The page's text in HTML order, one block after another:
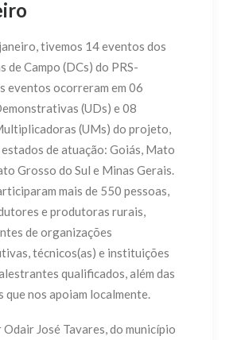
tivemos 14 eventos dos
de Campo (DCs) do PRS-
eventos ocorreram em 06
(UDs) e 08
(UMs) do projeto,
de atuação: Goiás, Mato
Grosso do Sul e Minas Gerais.
mais de 550 pessoas,
e produtoras rurais,
de organizações
técnicos(as) e instituições
qualificados, além das
que nos apoiam localmente.
José Tavares, do município